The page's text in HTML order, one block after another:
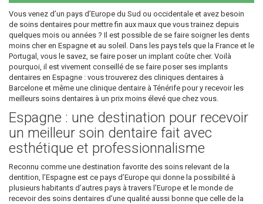
Vous venez d’un pays d’Europe du Sud ou occidentale et avez besoin
de soins dentaires pour mettre fin aux maux que vous trainez depuis
quelques mois ou années ? Il est possible de se faire soigner les dents
moins cher en Espagne et au soleil. Dans les pays tels que la France et le
Portugal, vous le savez, se faire poser un implant coûte cher. Voilà
pourquoi, il est vivement conseillé de se faire poser ses implants
dentaires en Espagne : vous trouverez des cliniques dentaires à
Barcelone et même une clinique dentaire à Ténérife pour y recevoir les
meilleurs soins dentaires à un prix moins élevé que chez vous.
Espagne : une destination pour recevoir
un meilleur soin dentaire fait avec
esthétique et professionnalisme
Reconnu comme une destination favorite des soins relevant de la
dentition, l’Espagne est ce pays d’Europe qui donne la possibilité à
plusieurs habitants d’autres pays à travers l’Europe et le monde de
recevoir des soins dentaires d’une qualité aussi bonne que celle de la